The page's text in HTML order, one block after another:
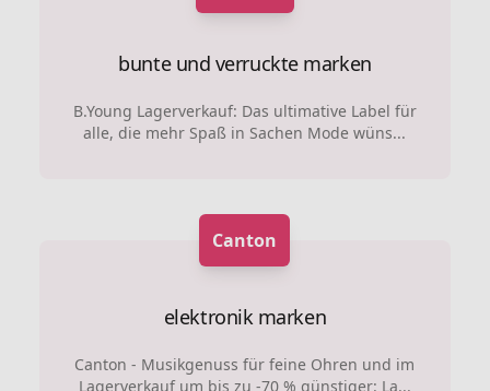
bunte und verruckte marken
B.Young Lagerverkauf: Das ultimative Label für
alle, die mehr Spaß in Sachen Mode wüns...
Canton
elektronik marken
Canton - Musikgenuss für feine Ohren und im
Lagerverkauf um bis zu -70 % günstiger: La...